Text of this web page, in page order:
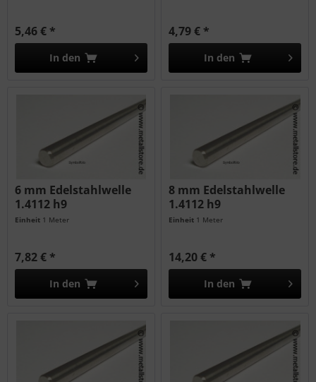
5,46 € *
In den
4,79 € *
In den
6 mm Edelstahlwelle
1.4112 h9
Einheit 1 Meter
7,82 € *
In den
8 mm Edelstahlwelle
1.4112 h9
Einheit 1 Meter
14,20 € *
In den